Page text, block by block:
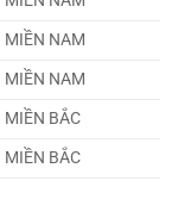
MIỀN NAM
MIỀN NAM
MIỀN BẮC
MIỀN BẮC